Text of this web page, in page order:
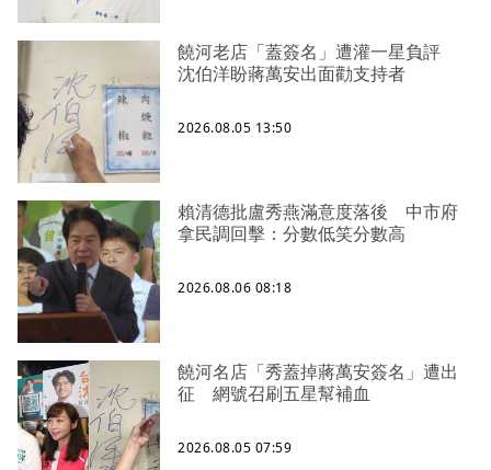
饒河老店「蓋簽名」遭灌一星負評
沈伯洋盼蔣萬安出面勸支持者
2026.08.05 13:50
賴清德批盧秀燕滿意度落後 中市府
拿民調回擊：分數低笑分數高
2026.08.06 08:18
饒河名店「秀蓋掉蔣萬安簽名」遭出
征 網號召刷五星幫補血
2026.08.05 07:59